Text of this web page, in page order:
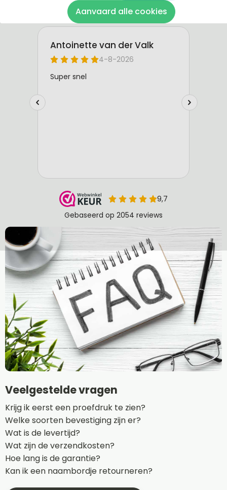
Veelgestelde vragen
Krijg ik eerst een proefdruk te zien?
Welke soorten bevestiging zijn er?
Wat is de levertijd?
Wat zijn de verzendkosten?
Hoe lang is de garantie?
Kan ik een naambordje retourneren?
Aanvaard alle cookies